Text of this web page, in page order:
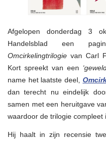
Afgelopen donderdag 3
Handelsblad een
Omcirkelingtrilogie van Carl
Kort spreekt van een
name het laatste deel,
dan terecht nu eindelijk
samen met een heruitgave
waardoor de trilogie compleet
Hij haalt in zijn recensie